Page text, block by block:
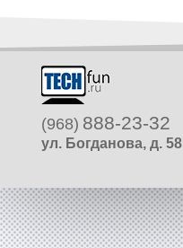
(968) 888-23-32
ул. Богданова, д. 58